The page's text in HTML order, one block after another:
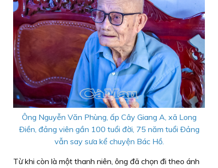
Ông Nguyễn Văn Phùng, ấp Cây Giang A, xã Long
Ðiền, đảng viên gần 100 tuổi đời, 75 năm tuổi Ðảng
vẫn say sưa kể chuyện Bác Hồ.
Từ khi còn là một thanh niên, ông đã chọn đi theo ánh